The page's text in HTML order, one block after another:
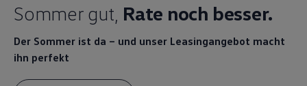
Sommer gut, Rate noch besser.
Der Sommer ist da – und unser Leasingangebot macht
ihn perfekt